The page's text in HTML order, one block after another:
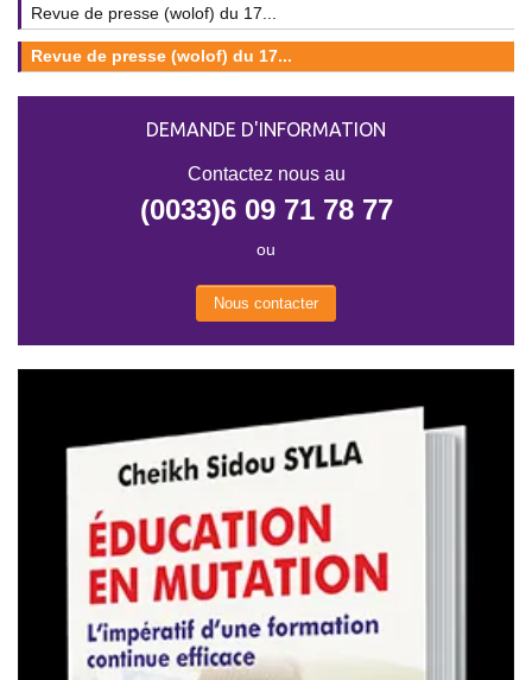
Revue de presse (wolof) du 17...
Revue de presse (wolof) du 17...
DEMANDE D'INFORMATION
Contactez nous au
(0033)6 09 71 78 77
ou
Nous contacter